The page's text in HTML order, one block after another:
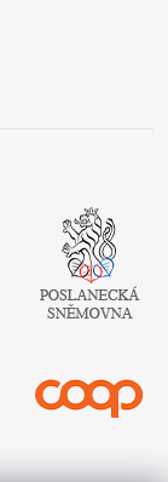
Poslanecká
sněmovna
České
republiky